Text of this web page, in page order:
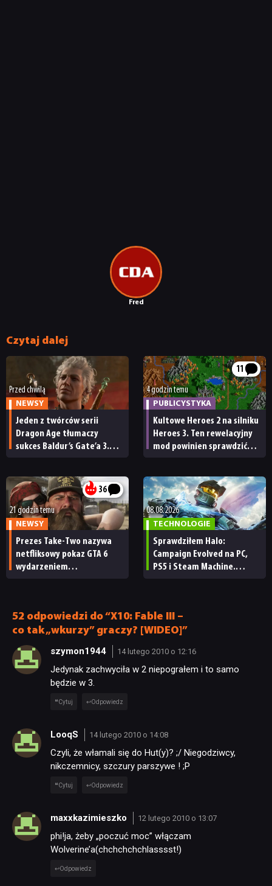
Fred
Czytaj dalej
Przed chwilą
NEWSY
Jeden z twórców serii
Dragon Age tłumaczy
sukces Baldur’s Gate’a 3.
przerwie”
11
4 godzin temu
PUBLICYSTYKA
Kultowe Heroes 2 na silniku
Heroes 3. Ten rewelacyjny
mod powinien sprawdzić
36
21 godzin temu
NEWSY
Prezes Take-Two nazywa
netfliksowy pokaz GTA 6
wydarzeniem
08.08.2026
TECHNOLOGIE
Sprawdziłem Halo:
Campaign Evolved na PC,
PS5 i Steam Machine.
52 odpowiedzi do “X10: Fable III –
co tak „wkurzy” graczy? [WIDEO]”
szymon1944 14 lutego 2010 o 12:16
Jedynak zachwyciła w 2 niepograłem i to samo
będzie w 3.
Cytuj Odpowiedz
LooqS 14 lutego 2010 o 14:08
Czyli, że włamali się do Hut(y)? ;/ Niegodziwcy,
nikczemnicy, szczury parszywe ! ;P
Cytuj Odpowiedz
maxxkazimieszko 12 lutego 2010 o 13:07
phi!ja, żeby „poczuć moc” włączam
Wolverine’a(chchchchchlasssst!)
Odpowiedz